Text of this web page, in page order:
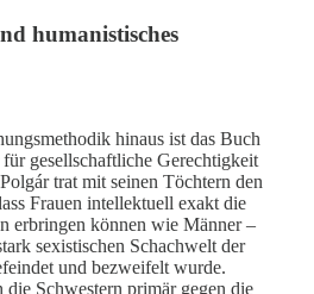
humanistisches
hinaus ist das Buch
gesellschaftliche Gerechtigkeit
trat mit seinen Töchtern den
Frauen intellektuell exakt die
erbringen können wie Männer –
sexistischen Schachwelt der
und bezweifelt wurde.
die Schwestern primär gegen die